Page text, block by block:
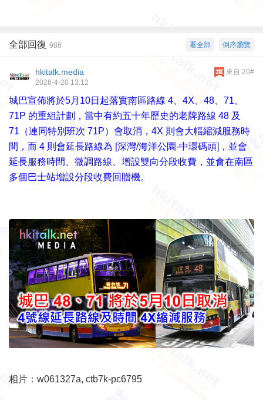
倒序瀏覽
看全部
全部回復 986
來自 20#
hkitalk.media
2026-4-20 13:12
城巴宣佈將於5月10日起落實南區路線 4、4X、48、71、
71P 的重組計劃，當中有約五十年歷史的老牌路線 48 及
71（連同特別班次 71P）會取消，4X 則會大幅縮減服務時
間，而 4 則會延長路線為 [深灣/海洋公園-中環碼頭]，並會
延長服務時間、微調路線、增設雙向分段收費，並會在南區
多個巴士站增設分段收費回贈機。
相片：w061327a, ctb7k-pc6795